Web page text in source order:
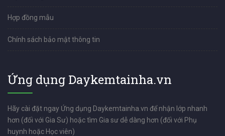
Hợp đồng mẫu
Chính sách bảo mật thông tin
Ứng dụng Daykemtainha.vn
Hãy cài đặt ngay Ứng dụng Daykemtainha.vn để nhận lớp nhanh
hơn (đối với Gia Sư) hoặc tìm Gia sư dễ dàng hơn (đối với Phụ
huynh hoặc Học viên)